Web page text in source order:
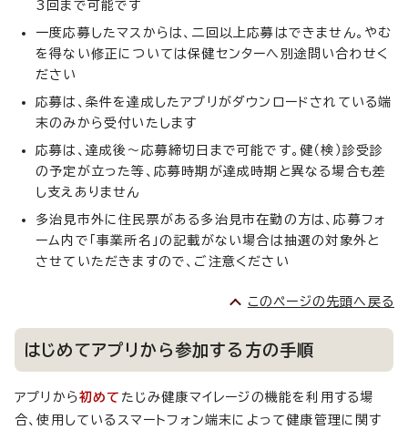
3回まで可能です
一度応募したマスからは、二回以上応募はできません。やむ
を得ない修正については保健センターへ別途問い合わせく
ださい
応募は、条件を達成したアプリがダウンロードされている端
末のみから受付いたします
応募は、達成後～応募締切日まで可能です。健（検）診受診
の予定が立った等、応募時期が達成時期と異なる場合も差
し支えありません
多治見市外に住民票がある多治見市在勤の方は、応募フォ
ーム内で「事業所名」の記載がない場合は抽選の対象外と
させていただきますので、ご注意ください
このページの先頭へ戻る
はじめてアプリから参加する方の手順
アプリから初めて たじみ健康マイレージの機能を利用する場
合、使用しているスマートフォン端末によって健康管理に関す